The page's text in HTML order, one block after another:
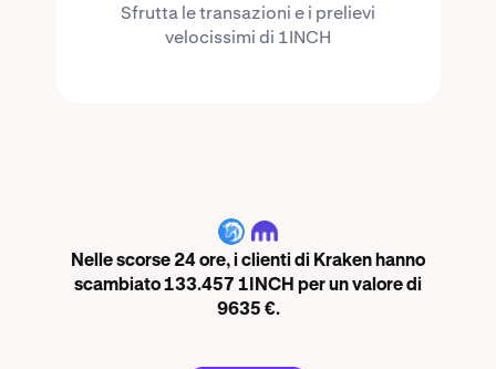
Sfrutta le transazioni e i prelievi
velocissimi di 1INCH
1INCH
Nelle scorse 24 ore, i clienti di Kraken hanno
scambiato 133.457 1INCH per un valore di
9635 €.